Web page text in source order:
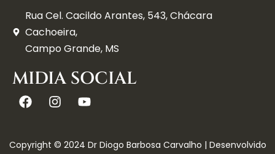
Rua Cel. Cacildo Arantes, 543, Chácara
Cachoeira,
Campo Grande, MS
MIDIA SOCIAL
Copyright © 2024 Dr Diogo Barbosa Carvalho | Desenvolvido